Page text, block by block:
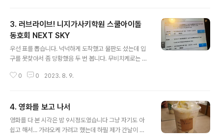
크림은 다이아였네요 이것도 선택 못하고 랜덤입니다 먹고
나왔어요 아이라 커여운 계속 틀어주는데 안 볼 수 없었음
텐진으로 이동했습니다 애니메이트부터 가주고요 사실 살
게 없어서 뭘 사지는 않는데 그래도 안가면 섭섭함 당연히
아키바보다는 규모가 작습니다 타워레코드도 갔습니다 역
시 귀멸 인기 많고 매장에서는 계속 아이도루 틀어주더라
3. 러브라이브! 니지가사키학원 스쿨아이돌
동호회 NEXT SKY
우선 표를 뽑습니다. 넉넉하게 도착했고 물판도 섰는데 입
구를 못찾아서 좀 당황했음 두 번 봅니다. 무비치케로는 뷰
자 10관으로 들어가야함 ㅋㅋ 특전도 받고요 개봉일이었
보러 들어가기 직전까지도 사실 이게 맞나? 싶었는데 영화
를 다 보고 나니 오길 잘했다는 생각이 듭니다. 안오면 어쩔
뻔했냐고 ㅋㅋ
0 0 2023. 8. 9.
4. 영화를 보고 나서
영화를 다 본 시각은 밤 9시정도였습니다 그냥 자기도 아
쉽고 해서... 가라오케 가려고 했는데 하필 제가 간날이 금